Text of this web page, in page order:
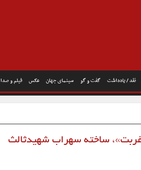
نقد / یادداشت گفت و گو سینمای جهان عکس فیلم و صدا
ساخته سهراب شهیدثالث